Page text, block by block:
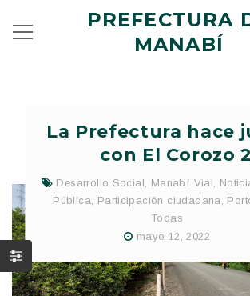
PREFECTURA
MANABÍ
La Prefectura hace
con El Corozo
Desarrollo Social, Manabí Vial,
Pública, Participación ciudadana,
Todas
mayo 12, 2022